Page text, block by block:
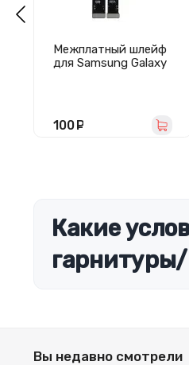
Межплатный шлейф
для Samsung Galaxy
100
Какие
Вы недавно смотрели